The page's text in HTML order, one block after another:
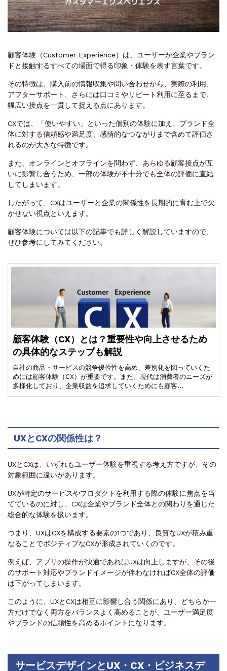
顧客体験（Customer Experience）は、ユーザーが企業やブラン
ドと接触するすべての場面で得る印象・体験を表す言葉です。
その特徴は、購入前の情報収集や問い合わせから、実際の利用、
アフターサポート、さらには口コミやリピート利用に至るまで、
幅広い接点を一貫して捉える点にあります。
CXでは、「使いやすい」といった個別の体験に加え、ブランド全
体に対する信頼感や満足度、感情的なつながりまで含めて評価さ
れるのが大きな特徴です。
また、オンラインとオフラインを問わず、あらゆる顧客接点が互
いに影響し合うため、一部の体験が不十分でも全体の評価に直結
してしまいます。
したがって、CXはユーザーと企業の関係性を長期的に育む上で欠
かせない視点といえます。
顧客体験については以下の記事でも詳しく解説していますので、
ぜひ参考にしてみてください。
顧客体験（CX）とは？重要性や向上させるため
の具体的なステップも解説
自社の商品・サービスの競争優位性を高め、差別化を図っていくた
めには顧客体験（CX）が重要です。また、現代は消費者のニーズが
多様化しており、企業収益を追求していくためにも顧客…
UXとCXの関係性は？
UXとCXは、いずれもユーザー体験を重視する考え方ですが、その
対象範囲に違いがあります。
UXが特定のサービスやプロダクトを利用する際の体験に焦点を当
てているのに対し、CXは企業やブランド全体との関わりを通じた
総合的な体験を扱います。
つまり、UXはCXを構成する要素の1つであり、良質なUXが積み重
なることでポジティブなCXが形成されていくのです。
例えば、アプリの操作が快適であればUXは向上しますが、その後
のサポート対応やブランドイメージが伴わなければCX全体の評価
は下がってしまいます。
このように、UXとCXは相互に影響し合う関係にあり、どちらか一
方だけでなく両方をバランスよく高めることが、ユーザー満足度
やブランドの信頼性を高めるポイントになります。
サービスデザインとUX・CX・ビジネスデ